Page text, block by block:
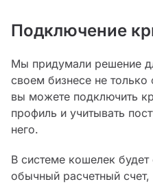
Подключение
Мы придумали решение
своем бизнесе не
вы можете подключить
профиль и учитывать
него.
В системе кошелек
обычный расчетный счет,